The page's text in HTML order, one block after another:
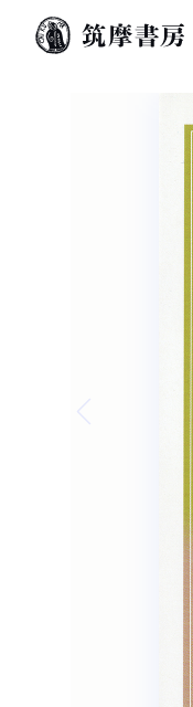
Previous slide